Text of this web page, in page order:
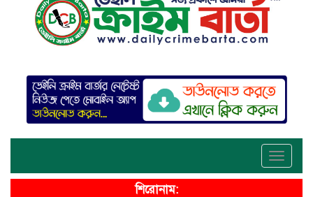
Toggle
শিরোনাম: